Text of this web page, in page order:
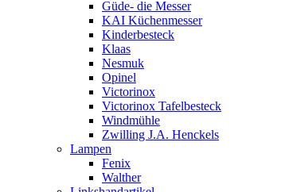
Güde- die Messer
KAI Küchenmesser
Kinderbesteck
Klaas
Nesmuk
Opinel
Victorinox
Victorinox Tafelbesteck
Windmühle
Zwilling J.A. Henckels
Lampen
Fenix
Walther